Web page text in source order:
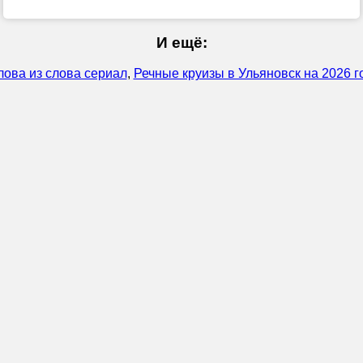
И ещё:
из слова сериал, Речные круизы в Ульяновск на 2026